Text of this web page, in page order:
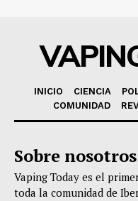
INICIO CIENCIA
COMUNIDAD
Sobre nosotros
Vaping Today es el
toda la comunidad de